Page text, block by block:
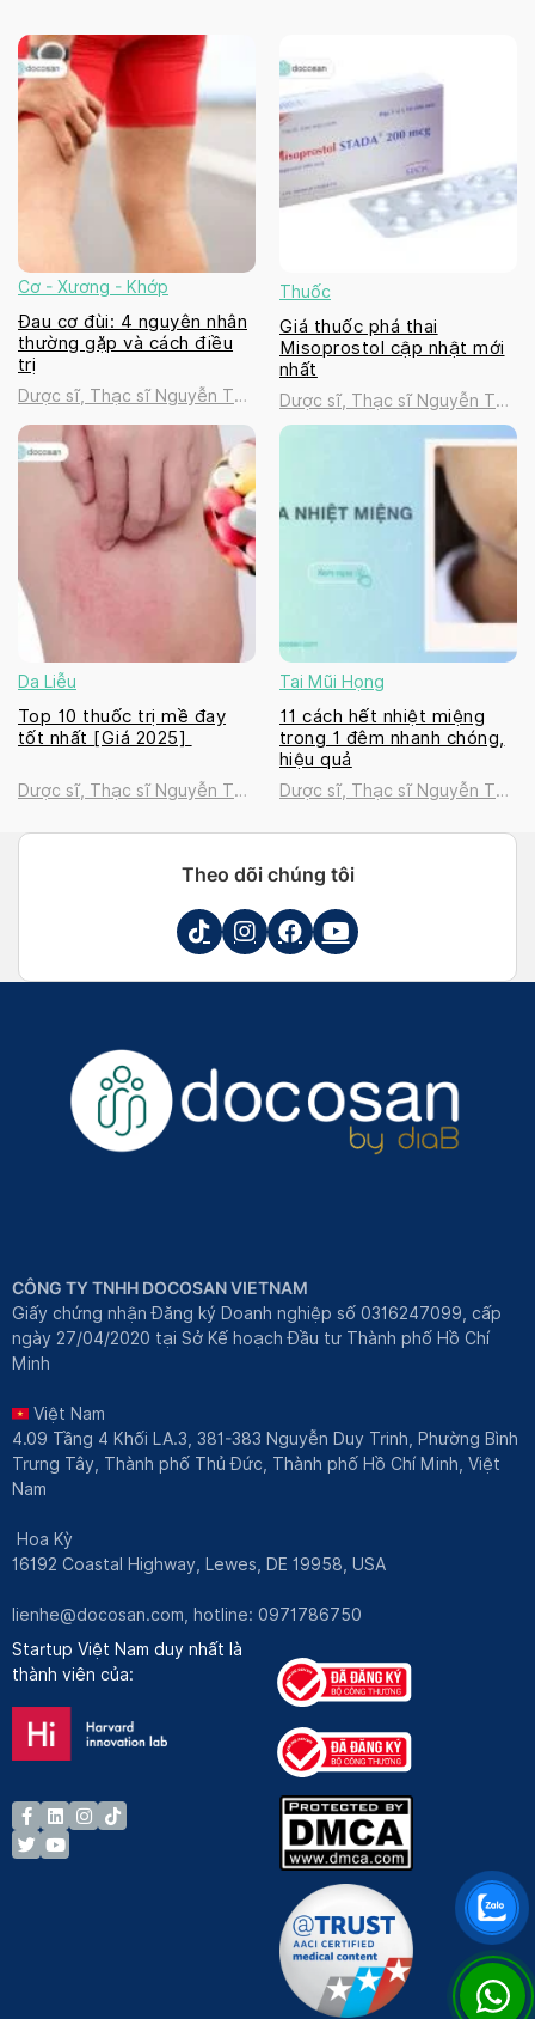
Cơ - Xương - Khớp
Đau cơ đùi: 4 nguyên nhân
thường gặp và cách điều
trị
Dược sĩ, Thạc sĩ Nguyễn Thị
Thanh Tú
Thuốc
Giá thuốc phá thai
Misoprostol cập nhật mới
nhất
Dược sĩ, Thạc sĩ Nguyễn Thị
Thanh Tú
Da Liễu
Top 10 thuốc trị mề đay
tốt nhất [Giá 2025]
Dược sĩ, Thạc sĩ Nguyễn Thị
Tai Mũi Họng
11 cách hết nhiệt miệng
trong 1 đêm nhanh chóng,
hiệu quả
Dược sĩ, Thạc sĩ Nguyễn Thị
Theo dõi chúng tôi
CÔNG TY TNHH DOCOSAN VIETNAM
Giấy chứng nhận Đăng ký Doanh nghiệp số 0316247099, cấp
ngày 27/04/2020 tại Sở Kế hoạch Đầu tư Thành phố Hồ Chí
Minh
Việt Nam
4.09 Tầng 4 Khối LA.3, 381-383 Nguyễn Duy Trinh, Phường Bình
Trưng Tây, Thành phố Thủ Đức, Thành phố Hồ Chí Minh, Việt
Nam
Hoa Kỳ
16192 Coastal Highway, Lewes, DE 19958, USA
lienhe@docosan.com , hotline: 0971786750
Startup Việt Nam duy nhất là
thành viên của: